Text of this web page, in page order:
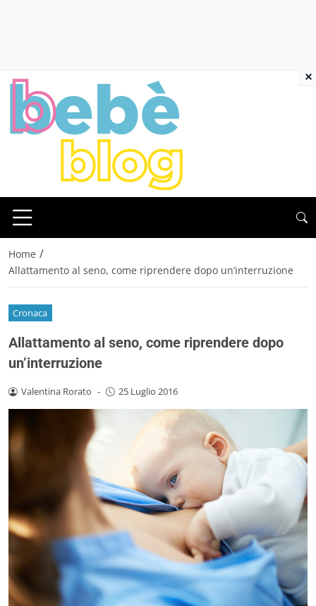
Home /
Allattamento al seno, come riprendere dopo un’interruzione
Cronaca
Allattamento al seno, come riprendere dopo
un’interruzione
Valentina Rorato - 25 Luglio 2016
×